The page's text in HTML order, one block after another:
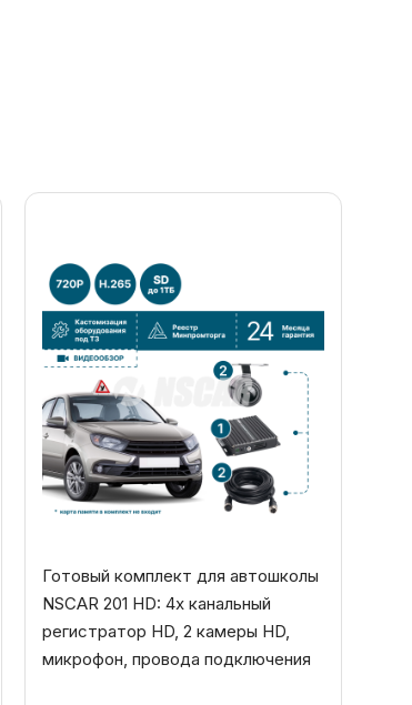
Готовый комплект для автошколы
NSCAR 201 HD: 4х канальный
регистратор HD, 2 камеры HD,
микрофон, провода подключения